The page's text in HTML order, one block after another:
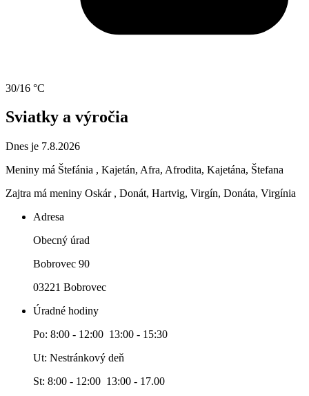
30/16 °C
Sviatky a výročia
Dnes je 7.8.2026
Meniny má Štefánia , Kajetán, Afra, Afrodita, Kajetána, Štefana
Zajtra má meniny Oskár , Donát, Hartvig, Virgín, Donáta, Virgínia
Adresa
Obecný úrad
Bobrovec 90
03221 Bobrovec
Úradné hodiny
Po: 8:00 - 12:00 13:00 - 15:30
Ut: Nestránkový deň
St: 8:00 - 12:00 13:00 - 17.00